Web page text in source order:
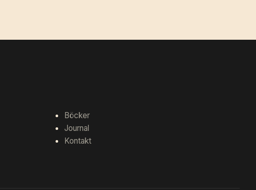
Böcker
Journal
Kontakt